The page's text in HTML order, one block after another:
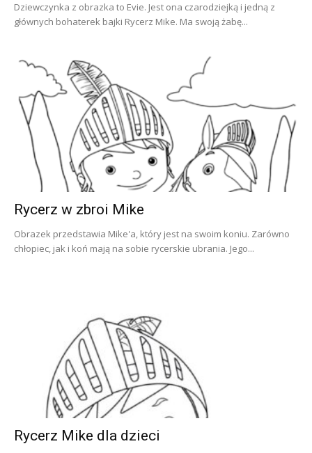
Dziewczynka z obrazka to Evie. Jest ona czarodziejką i jedną z
głównych bohaterek bajki Rycerz Mike. Ma swoją żabę...
Rycerz w zbroi Mike
Obrazek przedstawia Mike'a, który jest na swoim koniu. Zarówno
chłopiec, jak i koń mają na sobie rycerskie ubrania. Jego...
Rycerz Mike dla dzieci